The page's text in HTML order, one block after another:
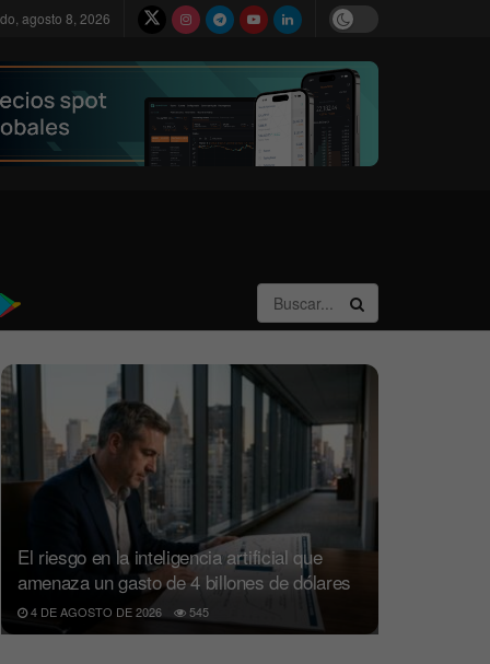
agosto 8, 2026
El riesgo en la inteligencia artificial que
amenaza un gasto de 4 billones de dólares
4 DE AGOSTO DE 2026 545